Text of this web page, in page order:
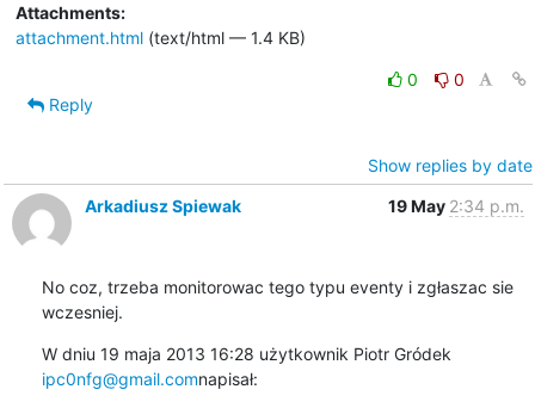
Attachments:
attachment.html(text/html — 1.4 KB)
0
0
Reply
Show replies by date
Arkadiusz Spiewak
19 May 2:34 p.m.
No coz, trzeba monitorowac tego typu eventy i zgłaszac sie
wczesniej.
ipc0nfg@gmail.comnapisał: